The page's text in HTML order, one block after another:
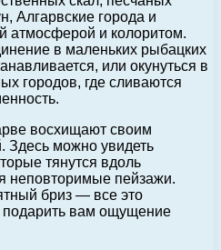
Алгарвские города и
атмосферой и колоритом.
в маленьких рыбацких
или окунуться в
городов, где сливаются
восхищают своим
Здесь можно увидеть
тянутся вдоль
неповторимые пейзажи.
бриз — все это
подарить вам ощущение